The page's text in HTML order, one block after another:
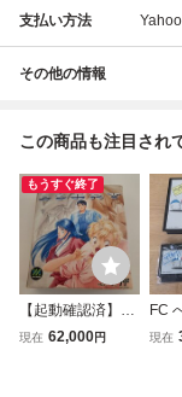
支払い方法
その他の情報
この商品も注目され
もうすぐ終了
【起動確認済】FC
メタルスレイダー
現在 62,000円
FC
ハガ
現在